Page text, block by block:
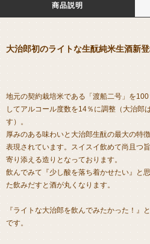
商品説明
大治郎初のライトな生酛純米生酒新登
地元の契約栽培米である「渡船二号」を
してアルコール度数を14％に調整（大治郎
す）。
厚みのある味わいと大治郎生酛の最大の特
表現されています。スイスイ飲めて尚且つ
寄り添える造りとなっております。
飲んでみて『少し酸を落ち着かせたい』と
た飲みだすと酒が丸くなります。
『ライトな大治郎を飲んでみたかった！』
です。